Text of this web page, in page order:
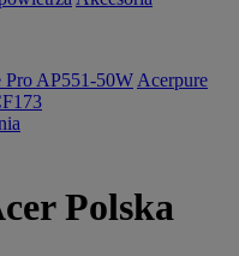
Pro AP551-50W Acerpure
Polska